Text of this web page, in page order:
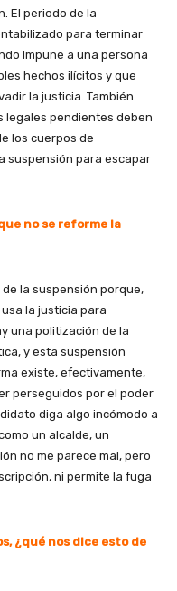
El periodo de la
para terminar
impune a una persona
hechos ilícitos y que
la justicia. También
legales pendientes deben
los cuerpos de
suspensión para escapar
no se reforme la
la suspensión porque,
la justicia para
una politización de la
y esta suspensión
existe, efectivamente,
perseguidos por el poder
diga algo incómodo a
un alcalde, un
no me parece mal, pero
ni permite la fuga
¿qué nos dice esto de